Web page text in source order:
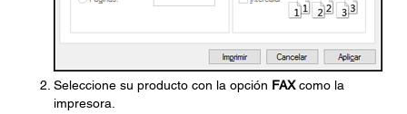
Seleccione su producto con la opción FAXcomo la
impresora.